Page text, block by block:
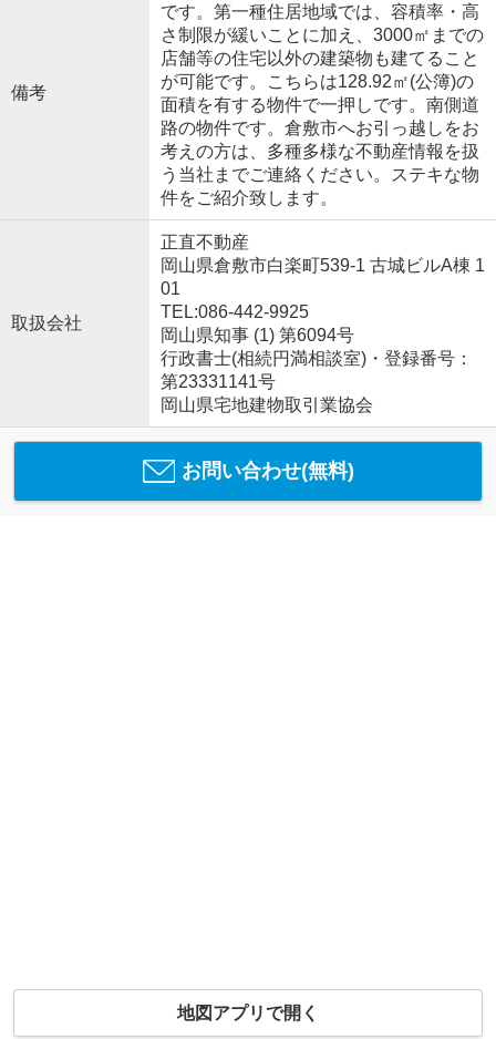
備考
です。第一種住居地域では、容積率・高
さ制限が緩いことに加え、3000㎡までの
店舗等の住宅以外の建築物も建てること
が可能です。こちらは128.92㎡(公簿)の
面積を有する物件で一押しです。南側道
路の物件です。倉敷市へお引っ越しをお
考えの方は、多種多様な不動産情報を扱
う当社までご連絡ください。ステキな物
件をご紹介致します。
取扱会社
正直不動産
岡山県倉敷市白楽町539-1 古城ビルA棟 1
01
TEL:086-442-9925
岡山県知事 (1) 第6094号
行政書士(相続円満相談室)・登録番号：
第23331141号
岡山県宅地建物取引業協会
お問い合わせ(無料)
地図アプリで開く